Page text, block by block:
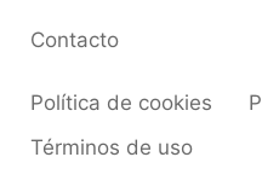
Política de cookies
Términos de uso
Contacto